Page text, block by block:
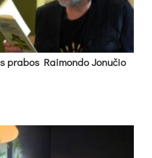
pra­bos Rai­mon­do Jo­nu­čio